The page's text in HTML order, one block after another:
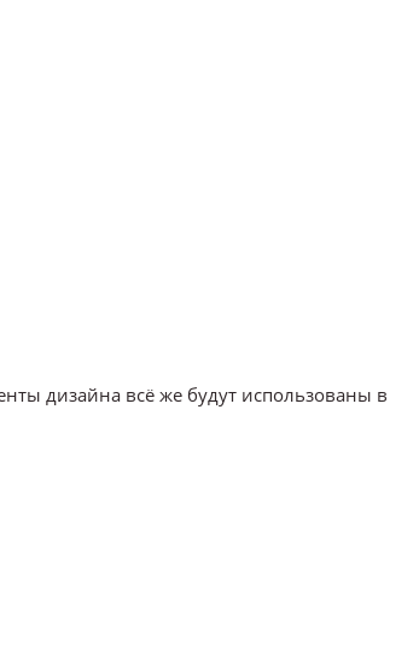
дизайна всё же будут использованы в